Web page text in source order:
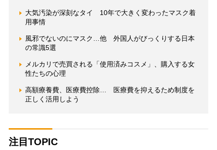
大気汚染が深刻なタイ 10年で大きく変わったマスク着
用事情
風邪でないのにマスク…他 外国人がびっくりする日本
の常識5選
メルカリで売買される「使用済みコスメ」、購入する女
性たちの心理
高額療養費、医療費控除… 医療費を抑えるため制度を
正しく活用しよう
注目TOPIC